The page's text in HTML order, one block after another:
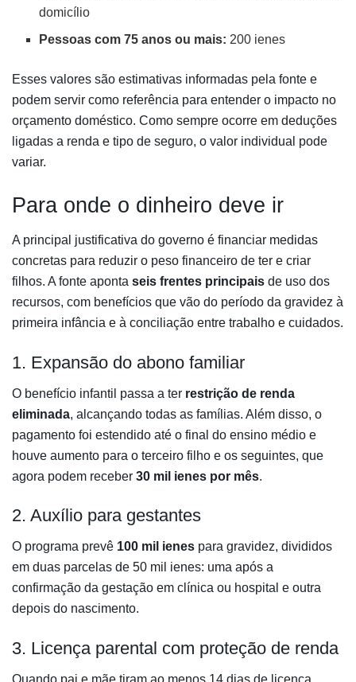
domicílio
Pessoas com 75 anos ou mais: 200 ienes
Esses valores são estimativas informadas pela fonte e
podem servir como referência para entender o impacto no
orçamento doméstico. Como sempre ocorre em deduções
ligadas a renda e tipo de seguro, o valor individual pode
variar.
Para onde o dinheiro deve ir
A principal justificativa do governo é financiar medidas
concretas para reduzir o peso financeiro de ter e criar
filhos. A fonte aponta seis frentes principais de uso dos
recursos, com benefícios que vão do período da gravidez à
primeira infância e à conciliação entre trabalho e cuidados.
1. Expansão do abono familiar
O benefício infantil passa a ter restrição de renda
eliminada, alcançando todas as famílias. Além disso, o
pagamento foi estendido até o final do ensino médio e
houve aumento para o terceiro filho e os seguintes, que
agora podem receber 30 mil ienes por mês.
2. Auxílio para gestantes
O programa prevê 100 mil ienes para gravidez, divididos
em duas parcelas de 50 mil ienes: uma após a
confirmação da gestação em clínica ou hospital e outra
depois do nascimento.
3. Licença parental com proteção de renda
Quando pai e mãe tiram ao menos 14 dias de licença